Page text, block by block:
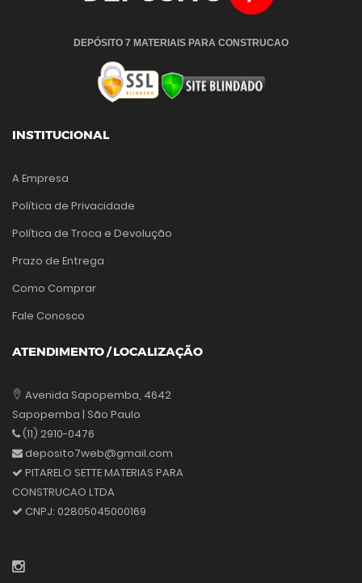
DEPÓSITO 7 MATERIAIS PARA CONSTRUCAO
INSTITUCIONAL
A Empresa
Política de Privacidade
Política de Troca e Devolução
Prazo de Entrega
Como Comprar
Fale Conosco
ATENDIMENTO / LOCALIZAÇÃO
Avenida Sapopemba, 4642
Sapopemba | São Paulo
(11) 2910-0476
deposito7web@gmail.com
PITARELO SETTE MATERIAS PARA
CONSTRUCAO LTDA
CNPJ: 02805045000169